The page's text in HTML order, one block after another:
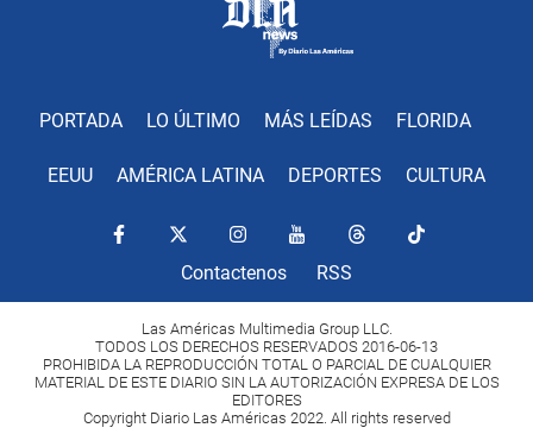
PORTADA LO ÚLTIMO MÁS LEÍDAS FLORIDA
EEUU AMÉRICA LATINA DEPORTES CULTURA
Contactenos RSS
Las Américas Multimedia Group LLC.
TODOS LOS DERECHOS RESERVADOS 2016-06-13
PROHIBIDA LA REPRODUCCIÓN TOTAL O PARCIAL DE CUALQUIER
MATERIAL DE ESTE DIARIO SIN LA AUTORIZACIÓN EXPRESA DE LOS
EDITORES
Copyright Diario Las Américas 2022. All rights reserved